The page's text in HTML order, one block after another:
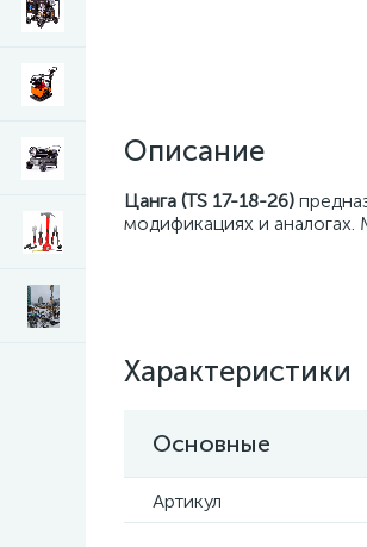
Описание
Цанга (TS 17-18-26)
модификациях и
Характеристики
Основные
Артикул